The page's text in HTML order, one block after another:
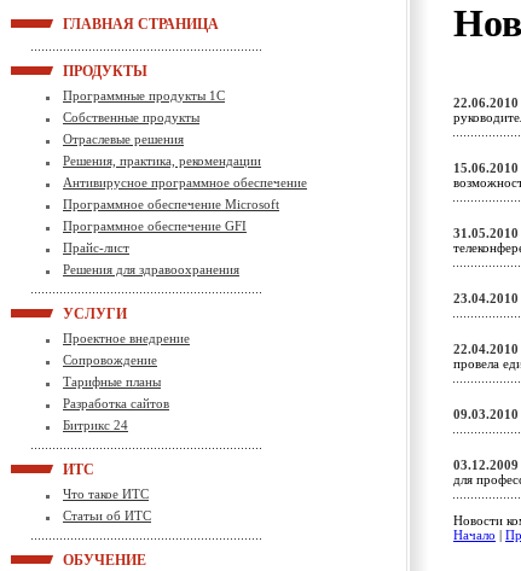
ГЛАВНАЯ СТРАНИЦА
ПРОДУКТЫ
Программные продукты 1С
Собственные продукты
Отраслевые решения
Решения, практика, рекомендации
Антивирусное программное обеспечение
Программное обеспечение Microsoft
Программное обеспечение GFI
Прайс-лист
Решения для здравоохранения
УСЛУГИ
Проектное внедрение
Сопровождение
Тарифные планы
Разработка сайтов
Битрикс 24
ИТС
Что такое ИТС
Статьи об ИТС
ОБУЧЕНИЕ
22.06.2010
15.06.2010
31.05.2010
23.04.2010
22.04.2010
провела
09.03.2010
03.12.2009
для
Новости
Начало